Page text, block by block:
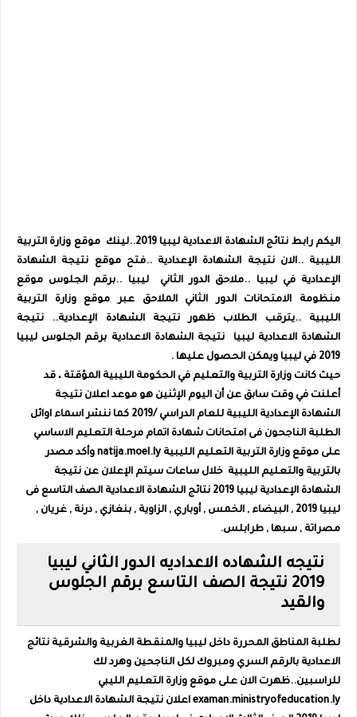
اليكم رابط نتائج الشهادة الاعدادية ليبيا 2019..لينك
موقع وزارة التربية
الليبية ..الاننتيجة الشهادة الإعدادية ..فتحموقع نتيجة الشهادة
الإعدادية في ليبيا ..ملاحق الدور الثانيليبيا ..برقم الجلوس موقع
منظومة الامتحاناتالدور الثاني الملاحق عبر موقع وزارة التربية
الليبية..يترقب الطلاب ظهور نتيجة الشهادة الإعدادية.. نتيجة
الشهادة الاعدادية ليبيا نتيجة الشهادة الاعدادية برقم الجلوس ليبيا
2019 في ليبيا ويمكن الحصول عليها .
حيث كانت وزارة التربية والتعليم في الحكومة الليبية المؤقتة ، قد
أعلنت في وقت سابق عن أن اليوم الإثنين هو موعد اعلان نتيجة
الشهادة الإعدادية الليبية للعام الدراسي /2019 كما ننشر اسماء اوائل
الطلبة الناجحون فى امتحانات شهادة اتمام مرحلة التعليم الاساسي
على
موقع وزارة التربية التعليم الليبية natija.moel.ly وأكد مصدر
بالتربية والتعليم الليبية خلال ساعات سيتم الإعلان عن نتيجة
الشهادة الإعدادية ليبيا 2019 نتائج الشهادة الاعدادية الصف التاسع فى
ليبيا 2019 , البيضاء , الخمس , أوباري , الزاوية , بنغازي , درنة , غريان ,
مصراتة , سبها , طرابلس.
نتيجه الشهاده الاعداديه الدور الثاني ليبيا
2019 نتيجة الصف التاسع برقم الجلوس
والقيد
لطلبة المناطق المحررة داخل ليبيا والمنقطة الغربية والشرقية نتائج
الاعدادية بالرقم السري ومبروك لكل الناجحين وهرد لك
للراسبين..ظهرت الان على موقع وزارة التعليم الليبي
examan.ministryofeducation.ly اعلان نتيجة الشهادة الاعدادية داخل